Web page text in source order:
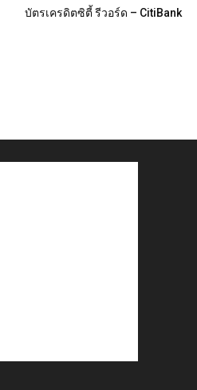
บัตรเครดิตซิตี้ รีวอร์ด – CitiBank